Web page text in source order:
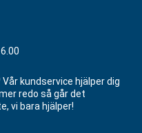
kundservice hjälper dig
redo så går det
vi bara hjälper!